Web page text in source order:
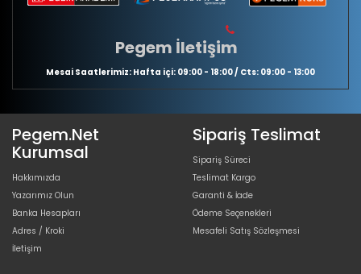
Pegem İletişim
Mesai Saatlerimiz: Hafta içi: 09:00 - 18:00 / Cts: 09:00 - 13:00
Pegem.Net
Kurumsal
Hakkımızda
Yazarımız Olun
Banka Hesapları
Adres / Kroki
İletişim
Sipariş Teslimat
Sipariş Süreci
Teslimat Kargo
Garanti & İade
Ödeme Seçenekleri
Mesafeli Satış Sözleşmesi